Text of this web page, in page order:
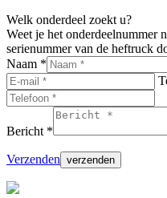
Welk onderdeel zoekt u?
Weet je het onderdeelnummer
serienummer van de heftruck
Naam *
Bericht *
Verzenden